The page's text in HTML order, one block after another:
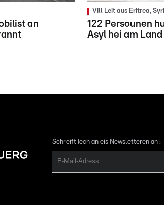
an
Vill Leit aus Eritrea,
122 Persounen
Asyl hei am
Schreift Iech an eis Newsletteren an :